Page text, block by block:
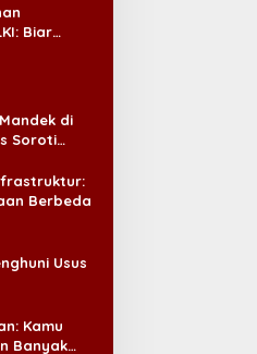
Biar
di
Soroti
Berbeda
Usus
Kamu
Banyak